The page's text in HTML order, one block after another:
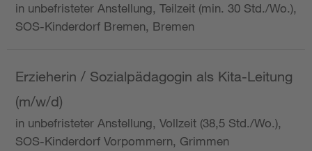
in unbefristeter Anstellung, Teilzeit (min. 30 Std./Wo.),
SOS-Kinderdorf Bremen, Bremen
Erzieherin / Sozialpädagogin als Kita-Leitung
(m/w/d)
in unbefristeter Anstellung, Vollzeit (38,5 Std./Wo.),
SOS-Kinderdorf Vorpommern, Grimmen